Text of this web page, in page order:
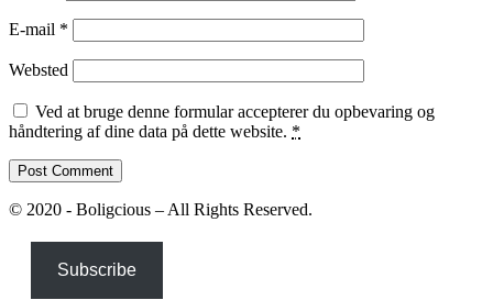
E-mail *
Websted
Ved at bruge denne formular accepterer du opbevaring og
håndtering af dine data på dette website. *
© 2020 - Boligcious – All Rights Reserved.
Subscribe